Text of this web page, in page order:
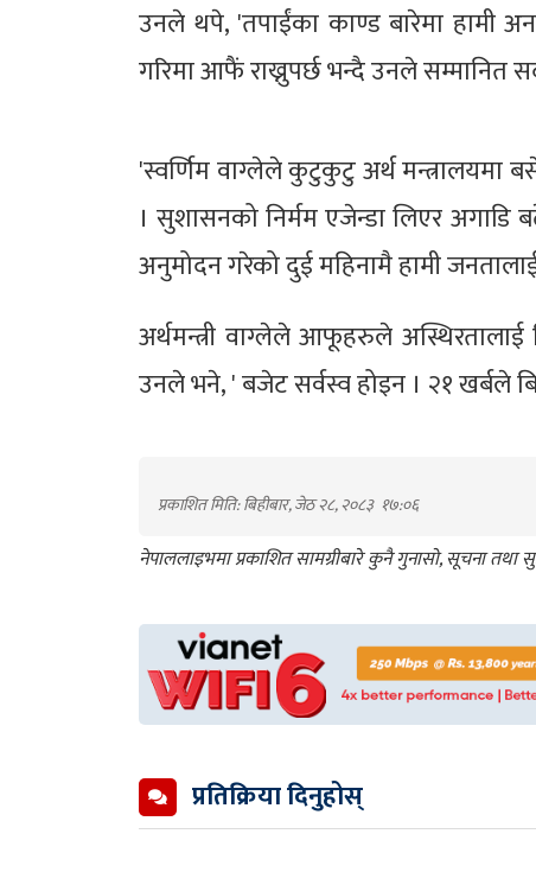
उनले थपे, 'तपाईंका काण्ड बारेमा हामी
गरिमा आफैं राख्नुपर्छ भन्दै उनले सम्मानित
'स्वर्णिम वाग्लेले कुटुकुटु अर्थ मन्त्रालयमा
। सुशासनको निर्मम एजेन्डा लिएर अगाडि
अनुमोदन गरेको दुई महिनामै हामी
अर्थमन्त्री वाग्लेले आफूहरुले
उनले भने, ' बजेट सर्वस्व होइन । २१ खर्बले बिउ
प्रकाशित मिति: बिहीबार, जेठ २८, २०८३ १७:०६
नेपाललाइभमा प्रकाशित सामग्रीबारे कुनै गुनासो, सूचना तथा
प्रतिक्रिया दिनुहोस्